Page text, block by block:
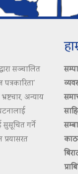
सञ्चालित
अन्याय
सुसूचित गर्ने
प्रयासरत